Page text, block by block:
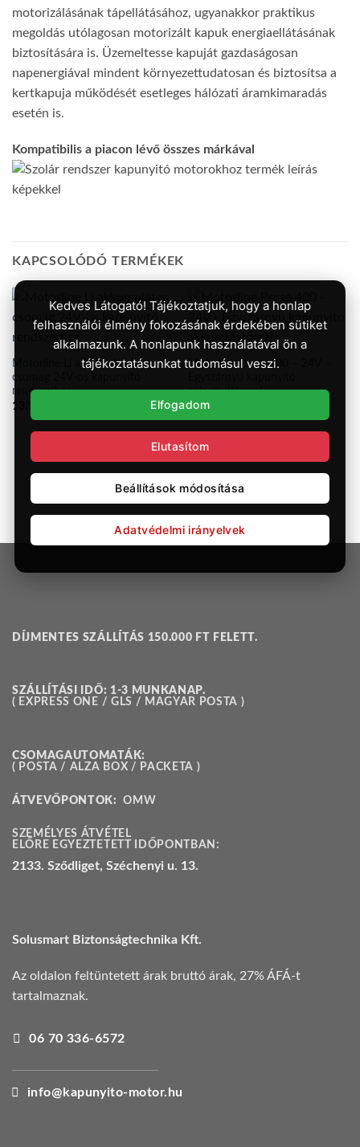
motorizálásának tápellátásához, ugyanakkor praktikus
megoldás utólagosan motorizált kapuk energiaellátásának
biztosítására is. Üzemeltesse kapuját gazdaságosan
napenergiával mindent környezettudatosan és biztosítsa a
kertkapuja működését esetleges hálózati áramkimaradás
esetén is.
Kompatibilis a piacon lévő összes márkával
KAPCSOLÓDÓ TERMÉKEK
Motorline Li akkumulátor
csomag 24V-os kapunyitó
rendszerhez
13.990
Motorline Persa 400 – 24V –
akkumulátorral
205.990
DÍJMENTES SZÁLLÍTÁS 150.000 FT FELETT.
SZÁLLÍTÁSI IDŐ: 1-3 MUNKANAP.
( EXPRESS ONE / GLS / MAGYAR POSTA )
CSOMAGAUTOMATÁK:
( POSTA / ALZA BOX / PACKETA )
ÁTVEVŐPONTOK:OMW
SZEMÉLYES ÁTVÉTEL
ELŐRE EGYEZTETETT IDŐPONTBAN:
2133. Sződliget, Széchenyi u. 13.
Solusmart Biztonságtechnika Kft.
Az oldalon feltüntetett árak bruttó árak, 27% ÁFÁ-t
tartalmaznak.
06 70 336-6572
info@kapunyito-motor.hu
Kedves Látogató! Tájékoztatjuk, hogy a honlap
felhasználói élmény fokozásának érdekében sütiket
alkalmazunk. A honlapunk használatával ön a
tájékoztatásunkat tudomásul veszi.
Elfogadom
Elutasítom
Beállítások módosítása
Adatvédelmi irányelvek